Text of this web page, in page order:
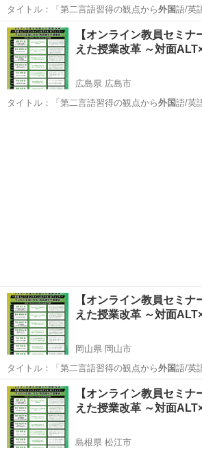
タイトル：「第二言語習得の観点から外国語/英
容：203…
山口 山口市 セミナー オンライン
【オンライン教員セミ
えた授業改革 ～対面
広島県 広島市
タイトル：「第二言語習得の観点から外国語/英
【オンライン教員セミ
えた授業改革 ～対面
岡山県 岡山市
タイトル：「第二言語習得の観点から外国語/英
容：203…
岡山 岡山市 セミナー オンライン
【オンライン教員セミ
えた授業改革 ～対面
島根県 松江市